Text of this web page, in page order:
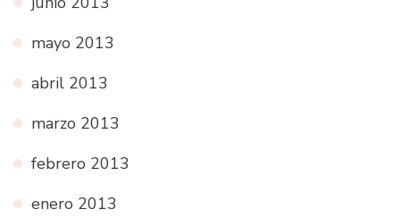
mayo 2013
abril 2013
marzo 2013
febrero 2013
enero 2013